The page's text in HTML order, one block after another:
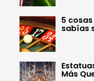
5
sabías
Más